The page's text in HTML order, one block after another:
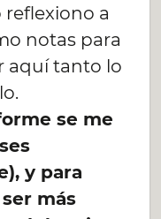
a
notas para
aquí tanto lo
se me
y para
más